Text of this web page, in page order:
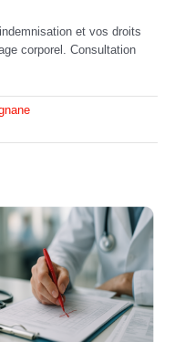
et vos droits
corporel. Consultation